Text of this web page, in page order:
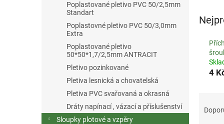
Poplastované pletivo PVC 50/2,5mm
Standart
Poplastovné pletivo PVC 50/3,0mm
Extra
Poplastované pletivo
50*50*1,7/2,5mm ANTRACIT
Pletivo pozinkované
Pletiva lesnická a chovatelská
Pletiva PVC svařovaná a okrasná
Dráty napínací , vázací a příslušenství
Sloupky plotové a vzpěry
4